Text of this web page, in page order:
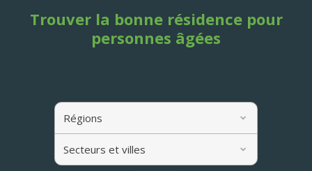
Régions
Secteurs et villes
Trouver la bonne résidence pour
personnes âgées